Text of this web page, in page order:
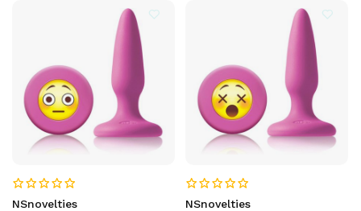
NSnovelties
NSnovelties